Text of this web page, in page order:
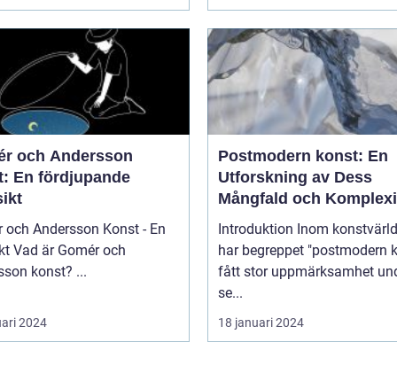
och Andersson
En fördjupande
och Andersson Konst - En
och
Andersson konst? ...
2024
Postmodern konst: En
Utforskning av Dess
Mångfald och
Introduktion Inom konstvärlden
har begreppet "postmodern
fått stor uppmärksamhet
se...
18 januari 2024